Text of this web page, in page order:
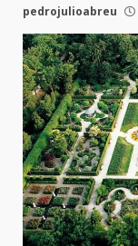
pedrojulioabreu